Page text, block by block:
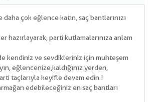
çok eğlence katın, saç bantlarınızı
hazırlayarak, parti kutlamalarınıza anlam
kendiniz ve sevdikleriniz için muhteşem
eğlencenize,kaldığınız yerden,
taçlarıyla keyifle devam edin !
edebileceğiniz en saç bantları